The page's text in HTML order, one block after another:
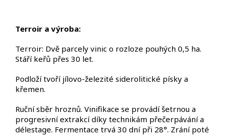
Terroir a výroba:
Terroir: Dvě parcely vinic o rozloze pouhých 0,5 ha.
Stáří keřů přes 30 let.
Podloží tvoří jílovo-železité siderolitické písky a
křemen.
Ruční sběr hroznů. Vinifikace se provádí šetrnou a
progresivní extrakcí díky technikám přečerpávání a
délestage. Fermentace trvá 30 dní při 28°. Zrání poté